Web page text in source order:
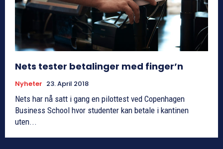
Nets tester betalinger med finger’n
Nyheter 23. April 2018
Nets har nå satt i gang en pilottest ved Copenhagen
Business School hvor studenter kan betale i kantinen
uten...